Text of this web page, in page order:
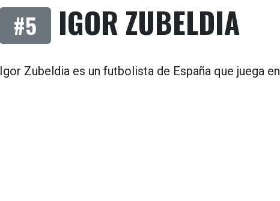
#5 IGOR ZUBELDIA
Igor Zubeldia es un futbolista de España que juega en